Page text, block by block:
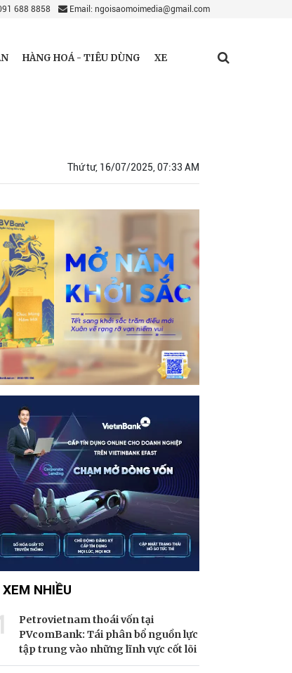
688 8858 Email: ngoisaomoimedia@gmail.com
HÀNG HOÁ - TIÊU DÙNG XE
Thứ tư, 16/07/2025, 07:33 AM
XEM NHIỀU
Petrovietnam thoái vốn tại
PVcomBank: Tái phân bổ nguồn lực
tập trung vào những lĩnh vực cốt lõi